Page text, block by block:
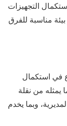
التجهيزات
مناسبة للفرق
في استكمال
يمثله من نقلة
وبما يخدم